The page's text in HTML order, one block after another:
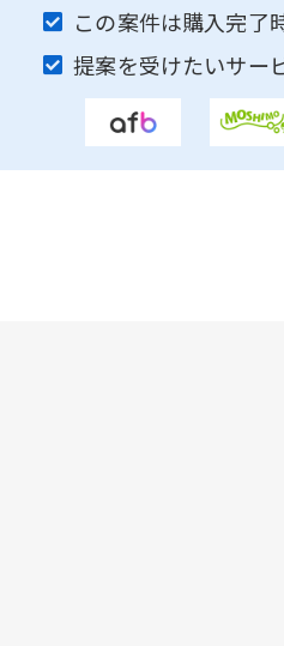
この案件は購入完了時
提案を受けたいサー